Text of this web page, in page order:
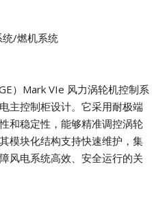
统/燃机系统
）Mark VIe 风力涡轮机控制系
主控制柜设计。它采用耐极端
和稳定性，能够精准调控涡轮
模块化结构支持快速维护，集
风电系统高效、安全运行的关